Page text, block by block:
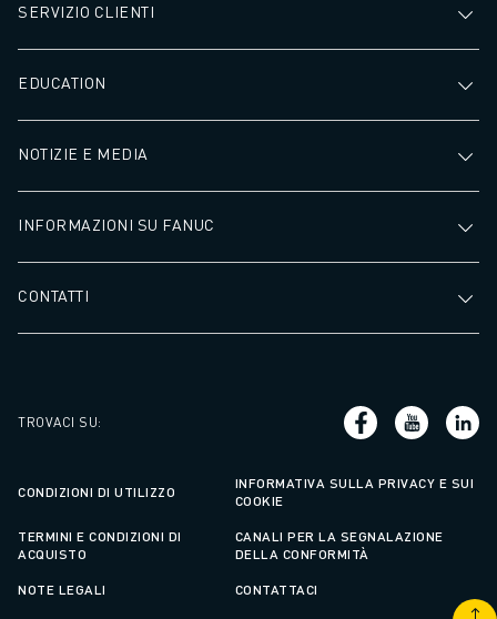
SERVIZIO CLIENTI
EDUCATION
NOTIZIE E MEDIA
INFORMAZIONI SU FANUC
CONTATTI
TROVACI SU:
CONDIZIONI DI UTILIZZO
INFORMATIVA SULLA PRIVACY E SUI
COOKIE
TERMINI E CONDIZIONI DI
ACQUISTO
CANALI PER LA SEGNALAZIONE
DELLA CONFORMITÀ
NOTE LEGALI CONTATTACI